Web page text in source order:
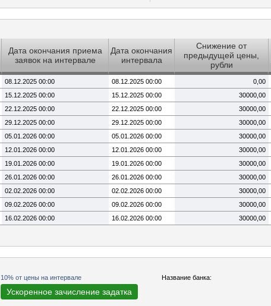
Дата окончания приема
заявок на интервале
Дата окончания
интервала
Снижение от
предыдущей цены,
рубли
08.12.2025 00:00 08.12.2025 00:00 0,00
15.12.2025 00:00 15.12.2025 00:00 30000,00
22.12.2025 00:00 22.12.2025 00:00 30000,00
29.12.2025 00:00 29.12.2025 00:00 30000,00
05.01.2026 00:00 05.01.2026 00:00 30000,00
12.01.2026 00:00 12.01.2026 00:00 30000,00
19.01.2026 00:00 19.01.2026 00:00 30000,00
26.01.2026 00:00 26.01.2026 00:00 30000,00
02.02.2026 00:00 02.02.2026 00:00 30000,00
09.02.2026 00:00 09.02.2026 00:00 30000,00
16.02.2026 00:00 16.02.2026 00:00 30000,00
10% от цены на интервале
Ускоренное зачисление задатка
Название банка: